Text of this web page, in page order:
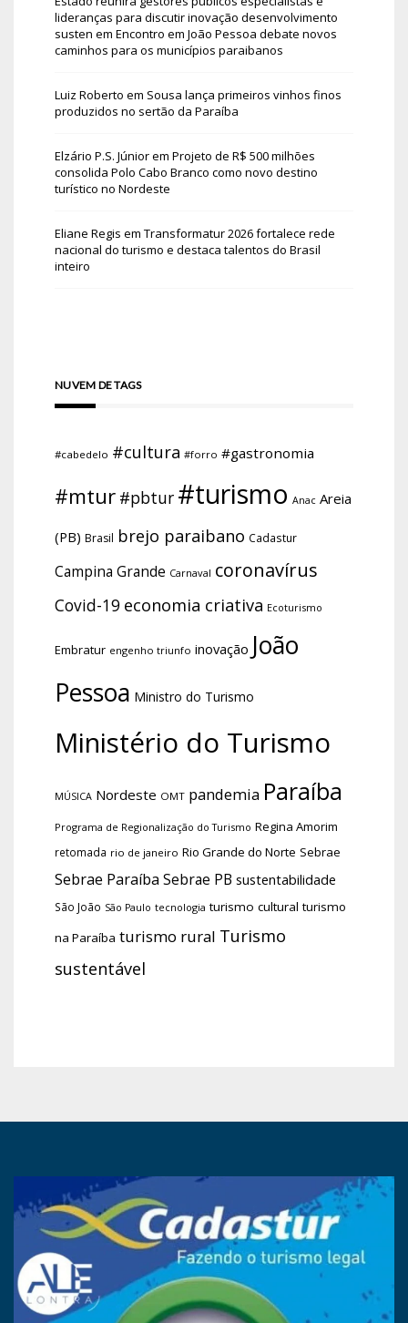
lideranças para discutir inovação desenvolvimento
susten em Encontro em João Pessoa debate novos
caminhos para os municípios paraibanos
Luiz Roberto em Sousa lança primeiros vinhos finos
produzidos no sertão da Paraíba
Elzário P.S. Júniorem Projeto de R$ 500 milhões
consolida Polo Cabo Branco como novo destino
turístico no Nordeste
Eliane Regis em Transformatur 2026 fortalece rede
nacional do turismo e destaca talentos do Brasil
inteiro
NUVEM DE TAGS
#cabedelo #cultura #forro #gastronomia
#mtur #pbtur #turismo Anac Areia
(PB) Brasil brejo paraibano Cadastur
Campina Grande Carnaval coronavírus
Covid-19 economia criativa Ecoturismo
Embratur engenho triunfo inovação João
Pessoa Ministro do Turismo
Ministério do Turismo
MÚSICA Nordeste OMT pandemia Paraíba
Programa de Regionalização do Turismo Regina Amorim
retomada rio de janeiro Rio Grande do Norte Sebrae
Sebrae Paraíba Sebrae PB sustentabilidade
São João São Paulo tecnologia turismo cultural turismo
na Paraíba turismo rural Turismo
sustentável